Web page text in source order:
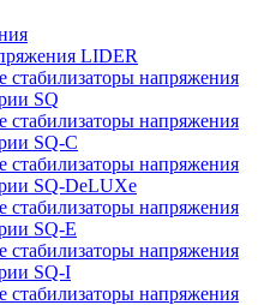
LIDER
стабилизаторы напряжения
SQ
стабилизаторы напряжения
SQ-C
стабилизаторы напряжения
SQ-DeLUXe
стабилизаторы напряжения
SQ-E
стабилизаторы напряжения
SQ-I
стабилизаторы напряжения